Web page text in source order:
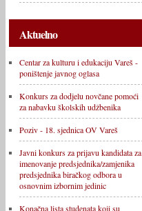
Aktuelno
Centar za kulturu i edukaciju Vareš -
poništenje javnog oglasa
Konkurs za dodjelu novčane pomoći
za nabavku školskih udžbenika
Poziv - 18. sjednica OV Vareš
Javni konkurs za prijavu kandidata za
imenovanje predsjednika/zamjenika
predsjednika biračkog odbora u
osnovnim izbornim jedinic
Konačna lista studenata koji su